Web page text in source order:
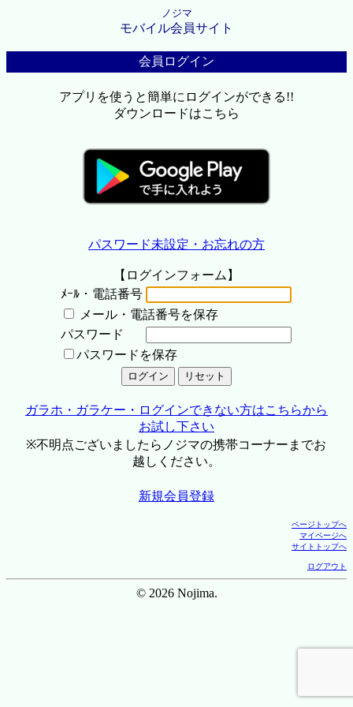
ノジマ
モバイル会員サイト
会員ログイン
アプリを使うと簡単にログインができる!!
ダウンロードはこちら
パスワード未設定・お忘れの方
【ログインフォーム】
ﾒｰﾙ・電話番号
メール・電話番号を保存
パスワード
パスワードを保存
ガラホ・ガラケー・ログインできない方はこちらから
お試し下さい
※不明点ございましたらノジマの携帯コーナーまでお
越しください。
新規会員登録
ページトップへ
マイページへ
サイトトップへ
ログアウト
© 2026 Nojima.